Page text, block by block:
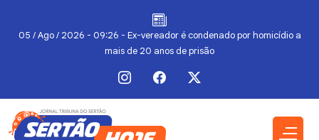
05 / Ago / 2026 - 09:26 - Ex-vereador é condenado por homicídio a
mais de 20 anos de prisão